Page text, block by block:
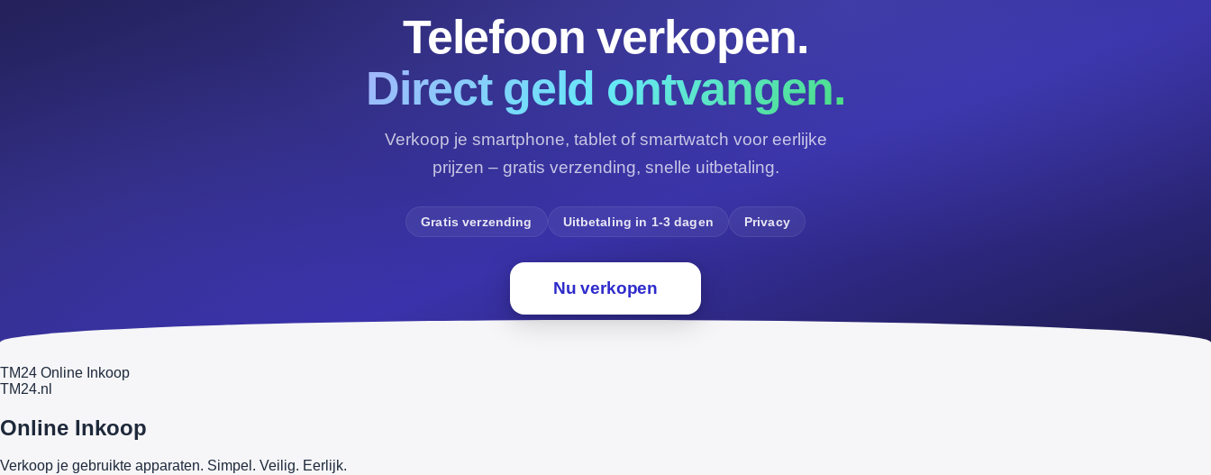
Telefoon verkopen.
Direct geld ontvangen.
Verkoop je smartphone, tablet of smartwatch voor eerlijke
prijzen – gratis verzending, snelle uitbetaling.
Gratis verzending Uitbetaling in 1-3 dagen Privacy
Nu verkopen
TM24 Online Inkoop
TM24.nl
Online Inkoop
Verkoop je gebruikte apparaten. Simpel. Veilig. Eerlijk.